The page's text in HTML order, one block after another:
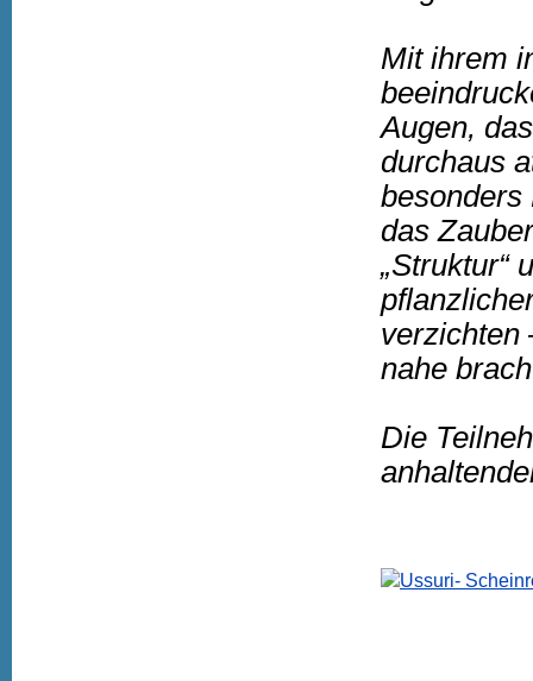
Mit ihrem
Augen,
durchaus
besonders
das
„Struktur“
verzichten
nahe
Die